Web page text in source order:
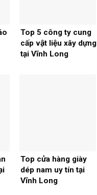
Top 5 công ty cung
cấp vật liệu xây dựng
tại Vĩnh Long
Top cửa hàng giày
dép nam uy tín tại
Vĩnh Long